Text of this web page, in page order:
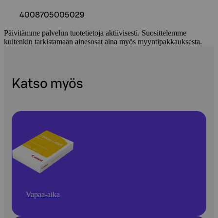
4008705005029
Päivitämme palvelun tuotetietoja aktiivisesti. Suosittelemme
kuitenkin tarkistamaan ainesosat aina myös myyntipakkauksesta.
Katso myös
Vapaa-aika